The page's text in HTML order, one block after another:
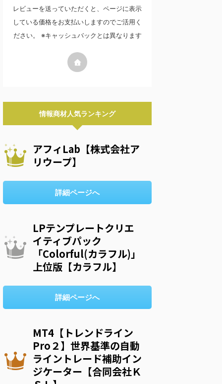
レビューを送っていただくと、ページに表示
している価格をお支払いしますのでご活用く
ださい。 ※キャッシュバックとは異なります
情報商材人気ランキング
アフィLab【株式会社ア
リウープ】
詳細ページへ
LPテンプレートクリエ
イティブパック
「Colorful(カラフル)」
上位版【カラフル】
詳細ページへ
MT4【トレンドライン
Pro２】世界基準の自動
ライントレード補助イン
ジケーター【合同会社Ｋ